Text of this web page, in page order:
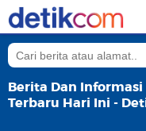
Berita Dan
Terbaru Hari Ini -